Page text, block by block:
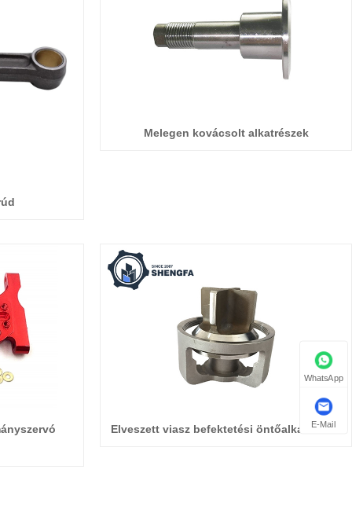
Melegen kovácsolt alkatrészek
Elveszett viasz befektetési öntőalkatrészek
WhatsApp
E-Mail